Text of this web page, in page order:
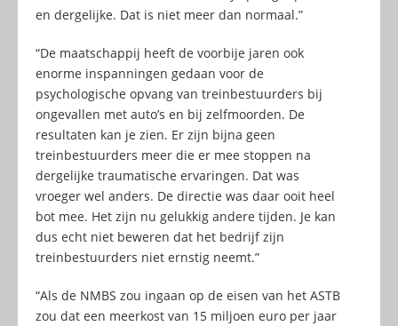
en dergelijke. Dat is niet meer dan normaal.”
“De maatschappij heeft de voorbije jaren ook
enorme inspanningen gedaan voor de
psychologische opvang van treinbestuurders bij
ongevallen met auto’s en bij zelfmoorden. De
resultaten kan je zien. Er zijn bijna geen
treinbestuurders meer die er mee stoppen na
dergelijke traumatische ervaringen. Dat was
vroeger wel anders. De directie was daar ooit heel
bot mee. Het zijn nu gelukkig andere tijden. Je kan
dus echt niet beweren dat het bedrijf zijn
treinbestuurders niet ernstig neemt.”
“Als de NMBS zou ingaan op de eisen van het ASTB
zou dat een meerkost van 15 miljoen euro per jaar